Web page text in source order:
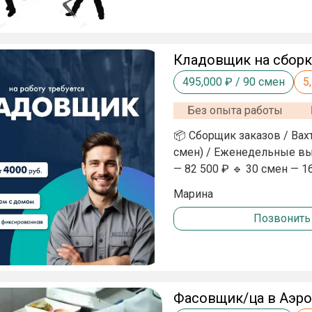
Кладовщик на
495,000 ₽ / 90 смен
Без опыта работы
📦 Сборщик заказов /
смен) / Еженедельные
— 82 500 ₽ 🔹 30 смен —
Еженедельные выплаты.
₽. ⏰ ГРАФИК: Вахта 6/1,
стеллажах ✅ Сборка и
Марина
Позвонить
Фасовщик/ца в